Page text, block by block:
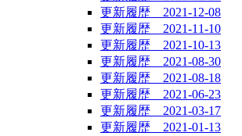
更新履歴 2021-12-08
更新履歴 2021-11-10
更新履歴 2021-10-13
更新履歴 2021-08-30
更新履歴 2021-08-18
更新履歴 2021-06-23
更新履歴 2021-03-17
更新履歴 2021-01-13